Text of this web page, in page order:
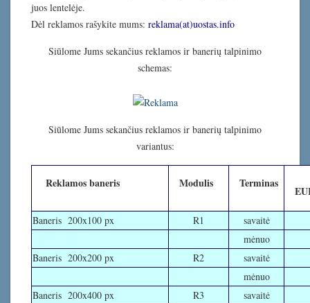
juos lentelėje.
Dėl reklamos rašykite mums: reklama(at)uostas.info
Siūlome Jums sekančius reklamos ir banerių talpinimo
schemas:
Siūlome Jums sekančius reklamos ir banerių talpinimo
variantus:
Reklamos baneris Modulis Terminas
Baneris 200x100 px R1
savaitė
mėnuo
Baneris 200x200 px
R2
savaitė
mėnuo
Baneris 200x400 px
R3
savaitė